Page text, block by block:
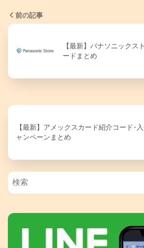
前の記事
【最新】パナソニックス
ードまとめ
【最新】アメックスカード紹介コード･
ャンペーンまとめ